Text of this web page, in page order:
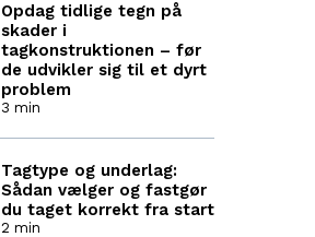
Opdag tidlige tegn på
skader i
tagkonstruktionen – før
de udvikler sig til et dyrt
problem
3 min
Tagtype og underlag:
Sådan vælger og fastgør
du taget korrekt fra start
2 min